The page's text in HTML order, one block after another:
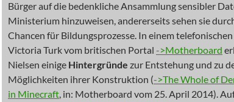
Bürger auf die bedenkliche Ansammlung sensibler
Ministerium hinzuweisen, andererseits sehen sie
Chancen für Bildungsprozesse. In einem
Victoria Turk vom britischen Portal ->Motherboard
Nielsen einige Hintergründe zur Entstehung und zu
Möglichkeiten ihrer Konstruktion (->The Whole of
in Minecraft, in: Motherboard vom 25. April 2014).